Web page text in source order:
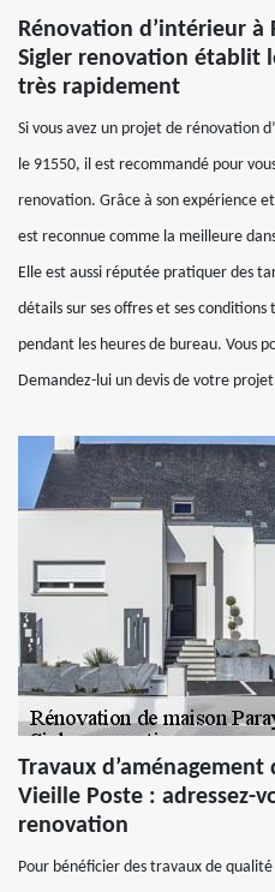
Rénovation d’intérieur à
Sigler renovation établit
très rapidement
Si vous avez un projet de rénovation
le 91550, il est recommandé pour
renovation. Grâce à son expérience
est reconnue comme la meilleure
Elle est aussi réputée pratiquer des
détails sur ses offres et ses
pendant les heures de bureau. Vous
Demandez-lui un devis de votre
Travaux
Vieille Poste : adressez-
renovation
Pour bénéficier des travaux de